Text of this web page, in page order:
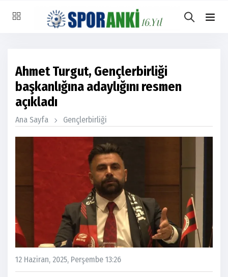
Ahmet Turgut, Gençlerbirliği
başkanlığına adaylığını resmen
açıkladı
Ana Sayfa Gençlerbirliği
12 Haziran, 2025, Perşembe 13:26